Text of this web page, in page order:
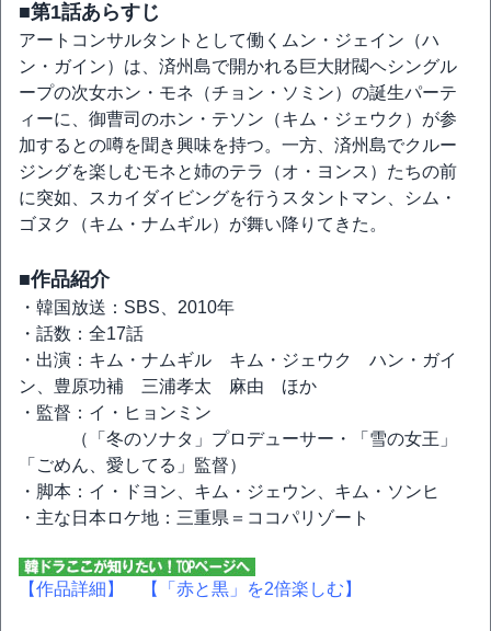
■第1話あらすじ
アートコンサルタントとして働くムン・ジェイン（ハ
ン・ガイン）は、済州島で開かれる巨大財閥ヘシングル
ープの次女ホン・モネ（チョン・ソミン）の誕生パーテ
ィーに、御曹司のホン・テソン（キム・ジェウク）が参
加するとの噂を聞き興味を持つ。一方、済州島でクルー
ジングを楽しむモネと姉のテラ（オ・ヨンス）たちの前
に突如、スカイダイビングを行うスタントマン、シム・
ゴヌク（キム・ナムギル）が舞い降りてきた。
■作品紹介
・韓国放送：SBS、2010年
・話数：全17話
・出演：キム・ナムギル キム・ジェウク ハン・ガイ
ン、豊原功補 三浦孝太 麻由 ほか
・監督：イ・ヒョンミン
（「冬のソナタ」プロデューサー・「雪の女王」
「ごめん、愛してる」監督）
・脚本：イ・ドヨン、キム・ジェウン、キム・ソンヒ
・主な日本ロケ地：三重県＝ココパリゾート
【作品詳細】 【「赤と黒」を2倍楽しむ】